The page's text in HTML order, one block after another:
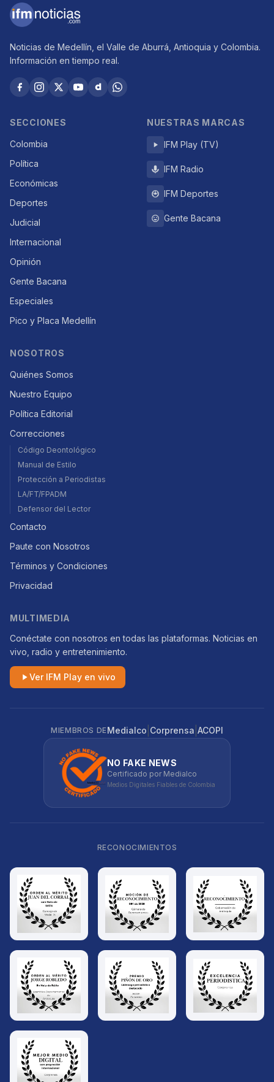
Noticias de Medellín, el Valle de Aburrá, Antioquia y Colombia.
Información en tiempo real.
SECCIONES
Colombia
Política
Económicas
Deportes
Judicial
Internacional
Opinión
Gente Bacana
Especiales
Pico y Placa Medellín
NUESTRAS MARCAS
IFM Play (TV)
IFM Radio
IFM Deportes
Gente Bacana
NOSOTROS
Quiénes Somos
Nuestro Equipo
Política Editorial
Correcciones
Código Deontológico
Manual de Estilo
Protección a Periodistas
LA/FT/FPADM
Defensor del Lector
Contacto
Paute con Nosotros
Términos y Condiciones
Privacidad
MULTIMEDIA
Conéctate con nosotros en todas las plataformas. Noticias en
vivo, radio y entretenimiento.
Ver IFM Play en vivo
MIEMBROS DEMedialco Corprensa ACOPI
NO FAKE NEWS
Certificado por Medialco
Medios Digitales Fiables de Colombia
RECONOCIMIENTOS